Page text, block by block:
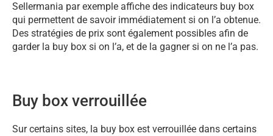
Sellermania par exemple affiche des indicateurs buy box
qui permettent de savoir immédiatement si on l’a obtenue.
Des stratégies de prix sont également possibles afin de
garder la buy box si on l’a, et de la gagner si on ne l’a pas.
Buy box verrouillée
Sur certains sites, la buy box est verrouillée dans certains